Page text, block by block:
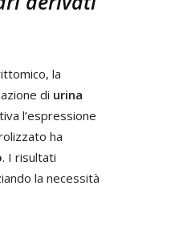
la
di urina
l’espressione
ha
. I risultati
la necessità